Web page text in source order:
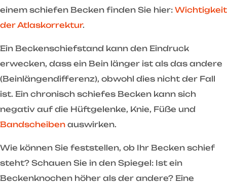
einem schiefen Becken finden Sie hier: Wichtigkeit
der Atlaskorrektur.
Ein Beckenschiefstand kann den Eindruck
erwecken, dass ein Bein länger ist als das andere
(Beinlängendifferenz), obwohl dies nicht der Fall
ist. Ein chronisch schiefes Becken kann sich
negativ auf die Hüftgelenke, Knie, Füße und
Bandscheiben auswirken.
Wie können Sie feststellen, ob Ihr Becken schief
steht? Schauen Sie in den Spiegel: Ist ein
Beckenknochen höher als der andere? Eine